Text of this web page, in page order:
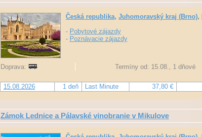
Česká republika, Juhomoravský kraj (Brno),
- Pobytové zájazdy
- Poznávacie zájazdy
Doprava:
Termíny od: 15.08., 1 dňové
15.08.2026 1 deň Last Minute 37,80 €
Zámok Lednice a Pálavské vinobranie v Mikulove